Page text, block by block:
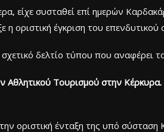
είχε συσταθεί επί ημερών
η οριστική έγκριση του
δελτίο τύπου που αναφέρει
Αθλητικού Τουρισμού στην Κέρκυρα.
οριστική ένταξη της υπό